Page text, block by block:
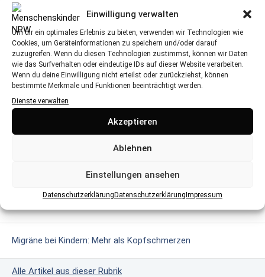
Einwilligung verwalten
Um dir ein optimales Erlebnis zu bieten, verwenden wir Technologien wie
Cookies, um Geräteinformationen zu speichern und/oder darauf
zuzugreifen. Wenn du diesen Technologien zustimmst, können wir Daten
wie das Surfverhalten oder eindeutige IDs auf dieser Website verarbeiten.
Wenn du deine Einwilligung nicht erteilst oder zurückziehst, können
bestimmte Merkmale und Funktionen beeinträchtigt werden.
Dienste verwalten
Akzeptieren
Ablehnen
Einstellungen ansehen
Datenschutzerklärung Datenschutzerklärung Impressum
KINDERHAUT IM WINTER: SO
BLEIBT SIE GESUND UND
GEPFLEGT
Hautpflege für Kinder in der kalten
Jahreszeit
MEHR AUS DEM BEREICH
Glutenintoleranz & Zöliakie: Wenn Gluten gefährlich wird
Das erweiterte Neugeborenen-Screening
Migräne bei Kindern: Mehr als Kopfschmerzen
Alle Artikel aus dieser Rubrik